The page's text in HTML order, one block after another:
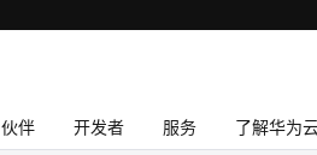
伙伴 开发者 服务 了解华为